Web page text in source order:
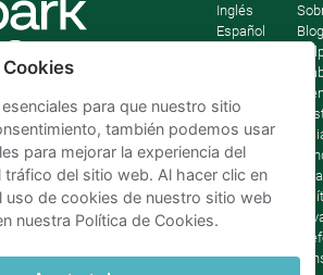
Inglés
Español
Blog
para que nuestro sitio
también podemos usar
para mejorar la experiencia del
tráfico del sitio web. Al hacer clic en
uso de cookies de nuestro sitio web
nuestra Política de Cookies.